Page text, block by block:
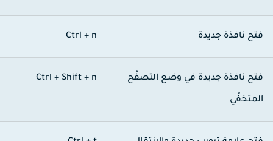
نافذة جديدة Ctrl + n
نافذة جديدة في وضع التصفّح Ctrl + Shift + n